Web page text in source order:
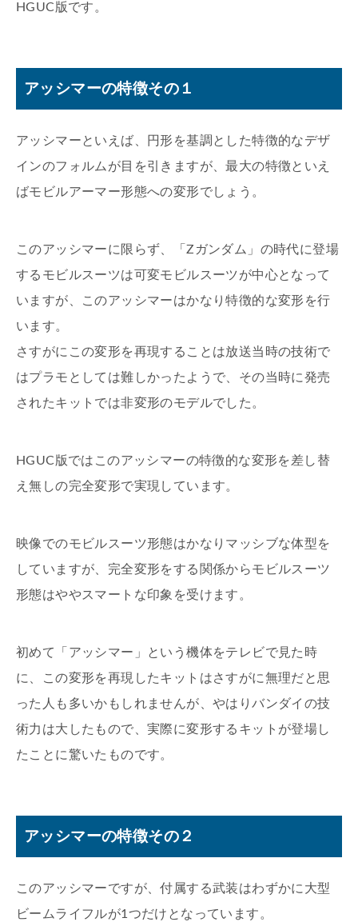
HGUC版です。
アッシマーの特徴その１
アッシマーといえば、円形を基調とした特徴的なデザ
インのフォルムが目を引きますが、最大の特徴といえ
ばモビルアーマー形態への変形でしょう。
このアッシマーに限らず、「Ζガンダム」の時代に登場
するモビルスーツは可変モビルスーツが中心となって
いますが、このアッシマーはかなり特徴的な変形を行
います。
さすがにこの変形を再現することは放送当時の技術で
はプラモとしては難しかったようで、その当時に発売
されたキットでは非変形のモデルでした。
HGUC版ではこのアッシマーの特徴的な変形を差し替
え無しの完全変形で実現しています。
映像でのモビルスーツ形態はかなりマッシブな体型を
していますが、完全変形をする関係からモビルスーツ
形態はややスマートな印象を受けます。
初めて「アッシマー」という機体をテレビで見た時
に、この変形を再現したキットはさすがに無理だと思
った人も多いかもしれませんが、やはりバンダイの技
術力は大したもので、実際に変形するキットが登場し
たことに驚いたものです。
アッシマーの特徴その２
このアッシマーですが、付属する武装はわずかに大型
ビームライフルが1つだけとなっています。